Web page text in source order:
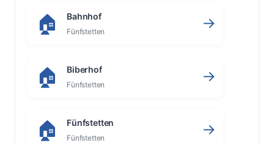
🏠 Bahnhof
Fünfstetten →
🏠 Biberhof
Fünfstetten →
🏠 Fünfstetten
Fünfstetten →